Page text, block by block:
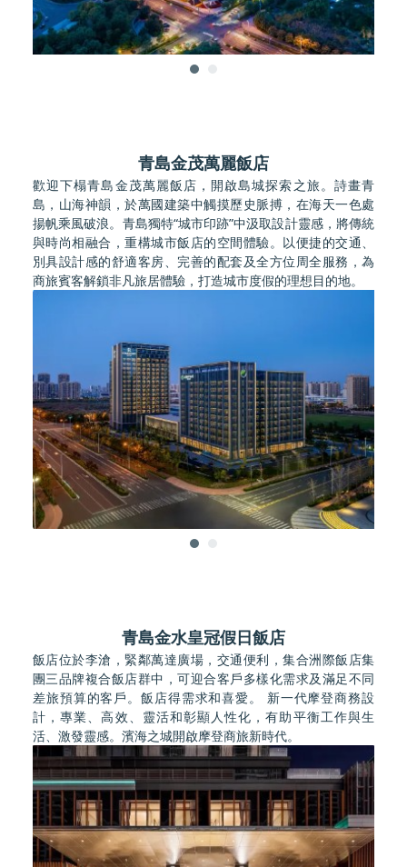
青島金茂萬麗飯店
歡迎下榻青島金茂萬麗飯店，開啟島城探索之旅。詩畫青
島，山海神韻，於萬國建築中觸摸歷史脈搏，在海天一色處
揚帆乘風破浪。青島獨特“城市印跡”中汲取設計靈感，將傳統
與時尚相融合，重構城市飯店的空間體驗。以便捷的交通、
別具設計感的舒適客房、完善的配套及全方位周全服務，為
商旅賓客解鎖非凡旅居體驗，打造城市度假的理想目的地。
青島金水皇冠假日飯店
飯店位於李滄，緊鄰萬達廣場，交通便利，集合洲際飯店集
團三品牌複合飯店群中，可迎合客戶多樣化需求及滿足不同
差旅預算的客戶。飯店得需求和喜愛。 新一代摩登商務設
計，專業、高效、靈活和彰顯人性化，有助平衡工作與生
活、激發靈感。濱海之城開啟摩登商旅新時代。